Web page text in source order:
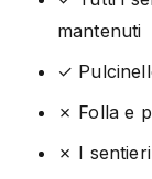
mantenuti
✓
✗ Folla e
✗ I